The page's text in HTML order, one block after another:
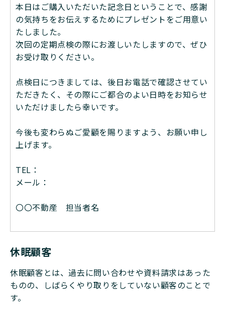
本日はご購入いただいた記念日ということで、感謝
の気持ちをお伝えするためにプレゼントをご用意い
たしました。
次回の定期点検の際にお渡しいたしますので、ぜひ
お受け取りください。
点検日につきましては、後日お電話で確認させてい
ただきたく、その際にご都合のよい日時をお知らせ
いただけましたら幸いです。
今後も変わらぬご愛顧を賜りますよう、お願い申し
上げます。
TEL：
メール：
〇〇不動産 担当者名
休眠顧客
休眠顧客とは、過去に問い合わせや資料請求はあった
ものの、しばらくやり取りをしていない顧客のことで
す。